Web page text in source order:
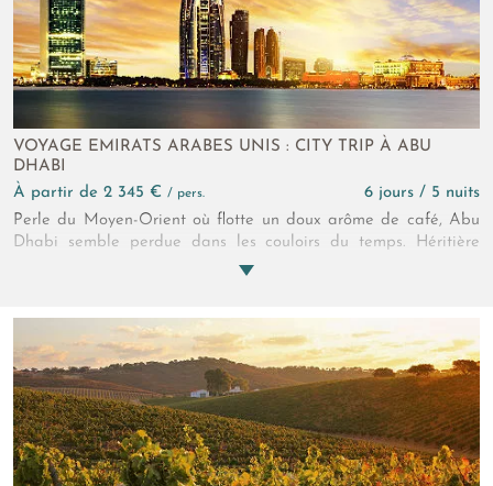
VOYAGE EMIRATS ARABES UNIS : CITY TRIP À ABU
DHABI
à partir de 2 345 € / pers.
6 jours / 5 nuits
Perle du Moyen-Orient où flotte un doux arôme de café, Abu
Dhabi semble perdue dans les couloirs du temps. Héritière
d’un passé arabe toujours présent, la ville n’a de cesse
contée pendant 6 jours et 5 nuits !